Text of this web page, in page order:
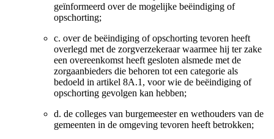
geïnformeerd over de mogelijke beëindiging of
opschorting;
c. over de beëindiging of opschorting tevoren heeft
overlegd met de zorgverzekeraar waarmee hij ter zake
een overeenkomst heeft gesloten alsmede met de
zorgaanbieders die behoren tot een categorie als
bedoeld in artikel 8A.1, voor wie de beëindiging of
opschorting gevolgen kan hebben;
d. de colleges van burgemeester en wethouders van de
gemeenten in de omgeving tevoren heeft betrokken;